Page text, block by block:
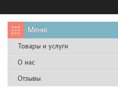
Товары и услуги
О нас
Отзывы